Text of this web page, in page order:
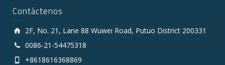
Contáctenos
2F, No. 21, Lane 88 Wuwei Road, Putuo District 200331
0086-21-54475318
+8618616368869